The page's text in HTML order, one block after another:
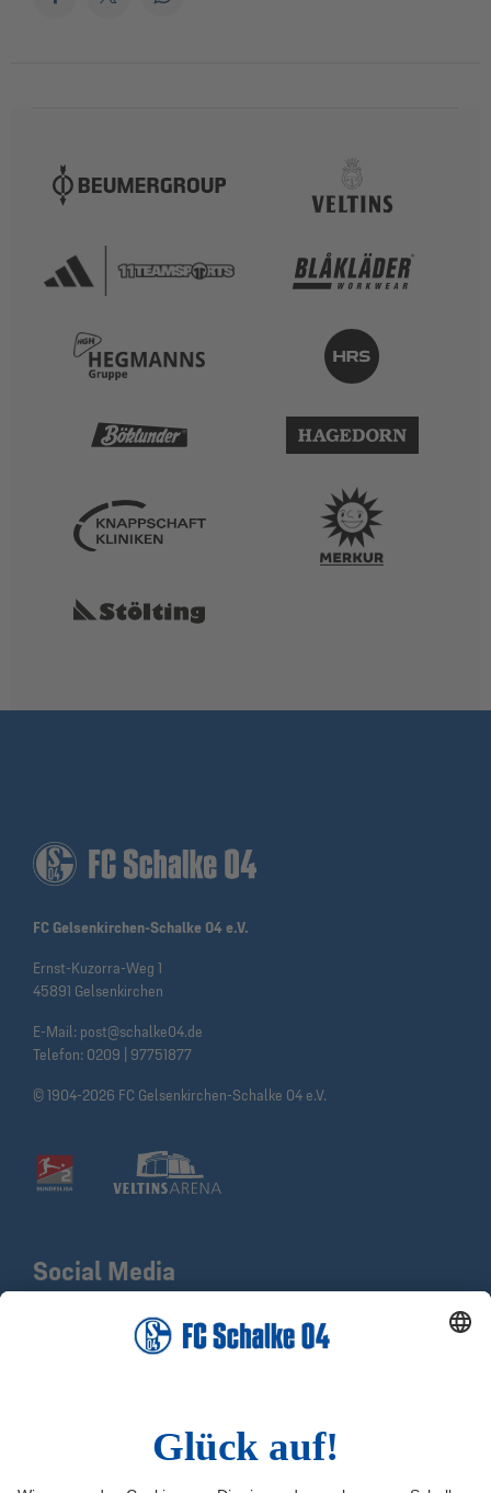
FC Gelsenkirchen-Schalke 04 e.V.
Ernst-Kuzorra-Weg 1
45891 Gelsenkirchen
E-Mail: post@schalke04.de
Telefon: 0209 | 97751877
© 1904-2026 FC Gelsenkirchen-Schalke 04 e.V.
Quicklinks
Social Media
X